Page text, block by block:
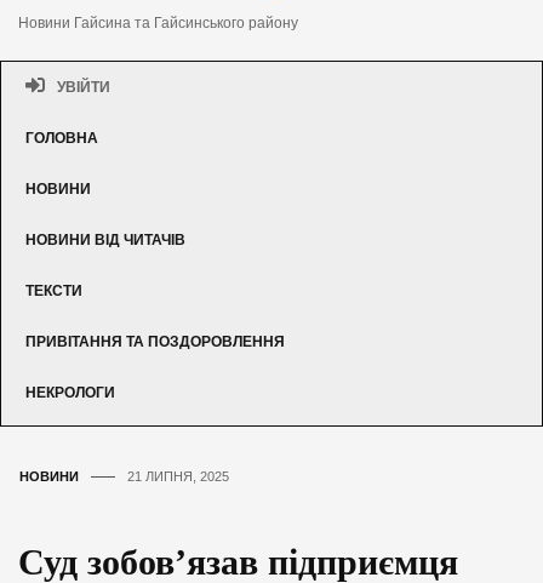
Новини Гайсина та Гайсинського району
УВІЙТИ
ГОЛОВНА
НОВИНИ
НОВИНИ ВІД ЧИТАЧІВ
ТЕКСТИ
ПРИВІТАННЯ ТА ПОЗДОРОВЛЕННЯ
НЕКРОЛОГИ
НОВИНИ 21 ЛИПНЯ, 2025
Суд зобов’язав підприємця